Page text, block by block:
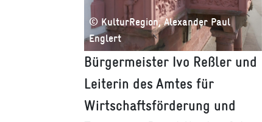
© KulturRegion, Alexander Paul
Englert
Bürgermeister Ivo Reßler und
Leiterin des Amtes für
Wirtschaftsförderung und